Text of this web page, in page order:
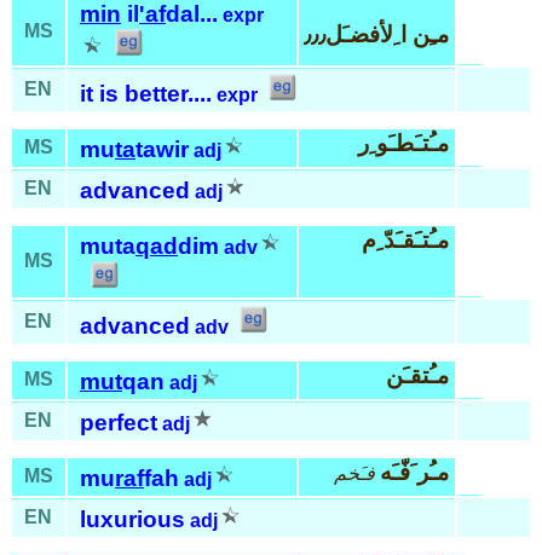
MS
min il 'afdal... expr
مـِن ا ِلأفضـَل٫٫٫
EN it is better.... expr
MS mutatawir adj مـُتـَطـَو ِر
EN advanced adj
MS
mutaqaddim adv مـُتـَقـَدّ ِم
EN advanced adv
MS mutqan adj مـُتقـَن
EN perfect adj
MS muraffah adj مـُر َفّـَه فـَخم
EN luxurious adj